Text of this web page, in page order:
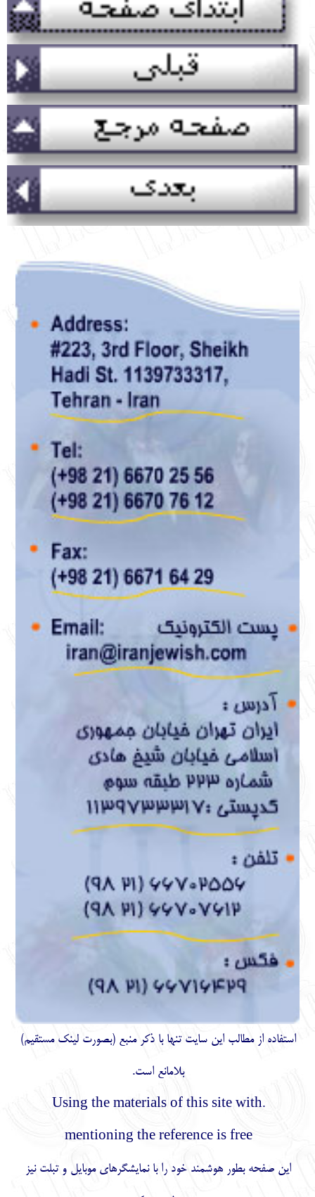
استفاده از مطالب اين سايت تنها با ذكر منبع (بصورت لینک مستقیم)
بلامانع است.
.Using the materials of this site with
mentioning the reference is free
این صفحه بطور هوشمند خود را با نمایشگرهای موبایل و تبلت نیز